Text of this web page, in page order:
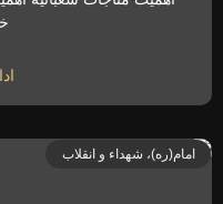
امام(ره)، شهداء و انقلاب